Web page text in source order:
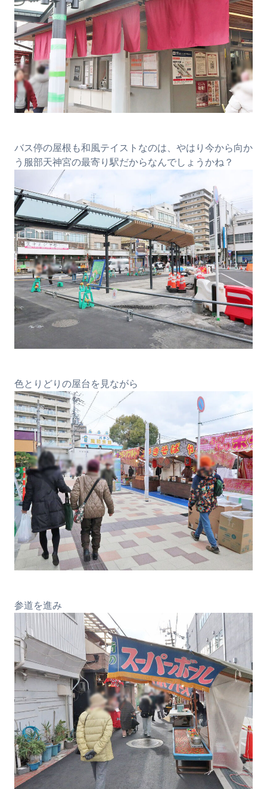
バス停の屋根も和風テイストなのは、やはり今から向か
う服部天神宮の最寄り駅だからなんでしょうかね？
色とりどりの屋台を見ながら
参道を進み